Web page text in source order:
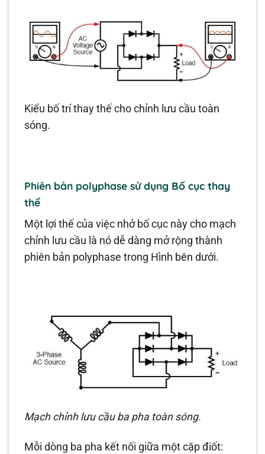
Kiểu bố trí thay thế cho chỉnh lưu cầu toàn
sóng.
Phiên bản polyphase sử dụng Bố cục thay
thế
Một lợi thế của việc nhớ bố cục này cho mạch
chỉnh lưu cầu là nó dễ dàng mở rộng thành
phiên bản polyphase trong Hình bên dưới.
Mạch chỉnh lưu cầu ba pha toàn sóng.
Mỗi dòng ba pha kết nối giữa một cặp điốt: